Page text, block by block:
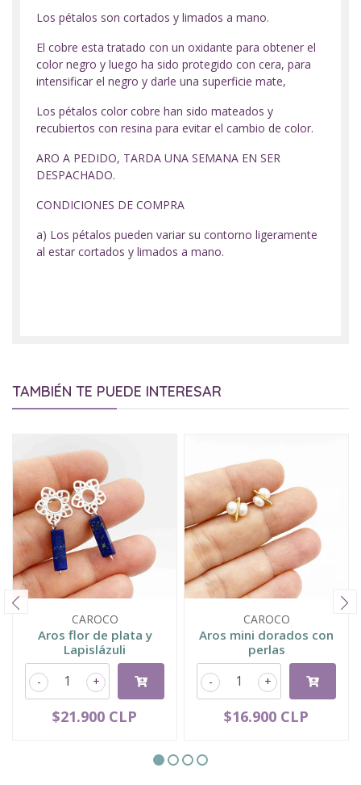
Los pétalos son cortados y limados a mano.
El cobre esta tratado con un oxidante para obtener el
color negro y luego ha sido protegido con cera, para
intensificar el negro y darle una superficie mate,
Los pétalos color cobre han sido mateados y
recubiertos con resina para evitar el cambio de color.
ARO A PEDIDO, TARDA UNA SEMANA EN SER
DESPACHADO.
CONDICIONES DE COMPRA
a) Los pétalos pueden variar su contorno ligeramente
al estar cortados y limados a mano.
TAMBIÉN TE PUEDE INTERESAR
CAROCO
Aros flor de plata y
Lapislázuli
+
-
$21.900 CLP
CAROCO
Aros mini dorados con
perlas
+
-
$16.900 CLP